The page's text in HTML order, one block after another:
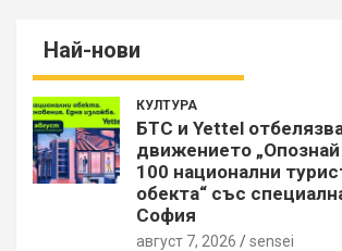
Най-нови
КУЛТУРА
БТС и Yettel
движението
100 национални
обекта“ със
София
август 7, 2026 sensei